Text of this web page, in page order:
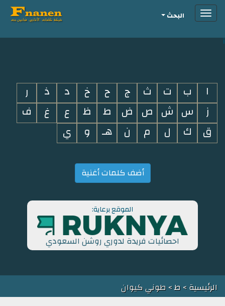
i
Toggleالبحث
ا ب ت ث ج ح خ د ذ
ر
ز
س ش ص ض ط ظ ع غ
ف
ق
ك ل م ن هـ و ي
أضف كلمات أغنية
الموقع برعاية:
احصائيات فريدة لدوري روشن السعودي
الرئيسية> ط> طوني كيوان